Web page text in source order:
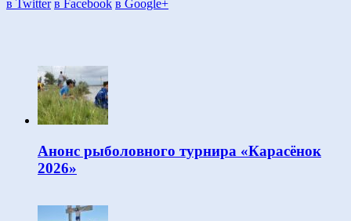
в Twitter в Facebook в Google+
Анонс рыболовного турнира «Карасёнок
2026»